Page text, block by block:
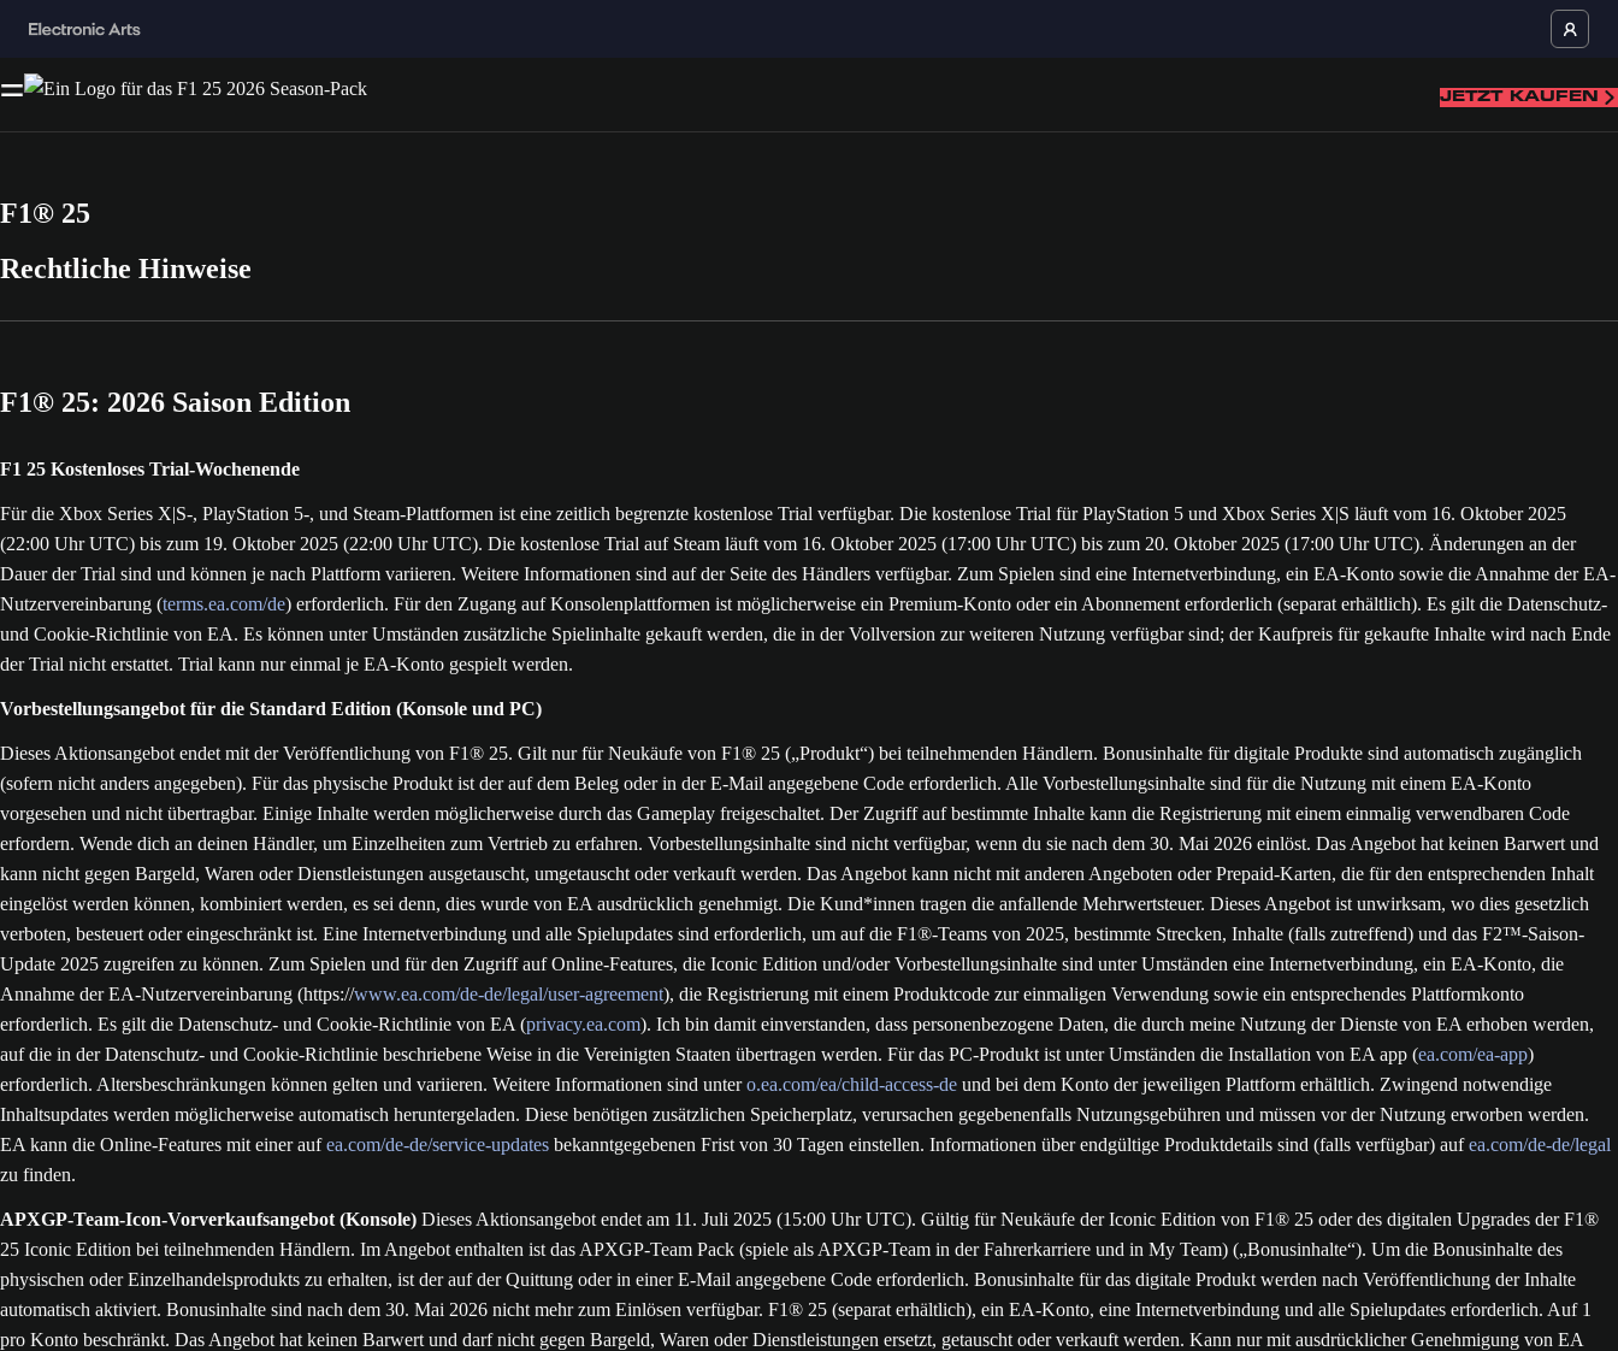
JETZT KAUFEN
F1® 25
Rechtliche Hinweise
F1® 25: 2026 Saison Edition
F1 25 Kostenloses Trial-Wochenende
Für die Xbox Series X|S-, PlayStation 5-, und Steam-Plattformen ist eine zeitlich begrenzte kostenlose Trial verfügbar. Die kostenlose Trial für PlayStation 5 und Xbox Series X|S läuft vom 16. Oktober 2025
(22:00 Uhr UTC) bis zum 19. Oktober 2025 (22:00 Uhr UTC). Die kostenlose Trial auf Steam läuft vom 16. Oktober 2025 (17:00 Uhr UTC) bis zum 20. Oktober 2025 (17:00 Uhr UTC). Änderungen an der
Dauer der Trial sind und können je nach Plattform variieren. Weitere Informationen sind auf der Seite des Händlers verfügbar. Zum Spielen sind eine Internetverbindung, ein EA-Konto sowie die Annahme der EA-
Nutzervereinbarung (terms.ea.com/de) erforderlich. Für den Zugang auf Konsolenplattformen ist möglicherweise ein Premium-Konto oder ein Abonnement erforderlich (separat erhältlich). Es gilt die Datenschutz-
und Cookie-Richtlinie von EA. Es können unter Umständen zusätzliche Spielinhalte gekauft werden, die in der Vollversion zur weiteren Nutzung verfügbar sind; der Kaufpreis für gekaufte Inhalte wird nach Ende
der Trial nicht erstattet. Trial kann nur einmal je EA-Konto gespielt werden.
Vorbestellungsangebot für die Standard Edition (Konsole und PC)
Dieses Aktionsangebot endet mit der Veröffentlichung von F1® 25. Gilt nur für Neukäufe von F1® 25 („Produkt“) bei teilnehmenden Händlern. Bonusinhalte für digitale Produkte sind automatisch zugänglich
(sofern nicht anders angegeben). Für das physische Produkt ist der auf dem Beleg oder in der E-Mail angegebene Code erforderlich. Alle Vorbestellungsinhalte sind für die Nutzung mit einem EA-Konto
vorgesehen und nicht übertragbar. Einige Inhalte werden möglicherweise durch das Gameplay freigeschaltet. Der Zugriff auf bestimmte Inhalte kann die Registrierung mit einem einmalig verwendbaren Code
erfordern. Wende dich an deinen Händler, um Einzelheiten zum Vertrieb zu erfahren. Vorbestellungsinhalte sind nicht verfügbar, wenn du sie nach dem 30. Mai 2026 einlöst. Das Angebot hat keinen Barwert und
kann nicht gegen Bargeld, Waren oder Dienstleistungen ausgetauscht, umgetauscht oder verkauft werden. Das Angebot kann nicht mit anderen Angeboten oder Prepaid-Karten, die für den entsprechenden Inhalt
eingelöst werden können, kombiniert werden, es sei denn, dies wurde von EA ausdrücklich genehmigt. Die Kund*innen tragen die anfallende Mehrwertsteuer. Dieses Angebot ist unwirksam, wo dies gesetzlich
verboten, besteuert oder eingeschränkt ist. Eine Internetverbindung und alle Spielupdates sind erforderlich, um auf die F1®-Teams von 2025, bestimmte Strecken, Inhalte (falls zutreffend) und das F2™-Saison-
Update 2025 zugreifen zu können. Zum Spielen und für den Zugriff auf Online-Features, die Iconic Edition und/oder Vorbestellungsinhalte sind unter Umständen eine Internetverbindung, ein EA-Konto, die
Annahme der EA-Nutzervereinbarung (https://www.ea.com/de-de/legal/user-agreement), die Registrierung mit einem Produktcode zur einmaligen Verwendung sowie ein entsprechendes Plattformkonto
erforderlich. Es gilt die Datenschutz- und Cookie-Richtlinie von EA (privacy.ea.com). Ich bin damit einverstanden, dass personenbezogene Daten, die durch meine Nutzung der Dienste von EA erhoben werden,
auf die in der Datenschutz- und Cookie-Richtlinie beschriebene Weise in die Vereinigten Staaten übertragen werden. Für das PC-Produkt ist unter Umständen die Installation von EA app (ea.com/ea-app)
erforderlich. Altersbeschränkungen können gelten und variieren. Weitere Informationen sind untero.ea.com/ea/child-access-de und bei dem Konto der jeweiligen Plattform erhältlich. Zwingend notwendige
Inhaltsupdates werden möglicherweise automatisch heruntergeladen. Diese benötigen zusätzlichen Speicherplatz, verursachen gegebenenfalls Nutzungsgebühren und müssen vor der Nutzung erworben werden.
EA kann die Online-Features mit einer aufea.com/de-de/service-updates bekanntgegebenen Frist von 30 Tagen einstellen. Informationen über endgültige Produktdetails sind (falls verfügbar) aufea.com/de-de/legal
zu finden.
APXGP-Team-Icon-Vorverkaufsangebot (Konsole) Dieses Aktionsangebot endet am 11. Juli 2025 (15:00 Uhr UTC). Gültig für Neukäufe der Iconic Edition von F1® 25 oder des digitalen Upgrades der F1®
25 Iconic Edition bei teilnehmenden Händlern. Im Angebot enthalten ist das APXGP-Team Pack (spiele als APXGP-Team in der Fahrerkarriere und in My Team) („Bonusinhalte“). Um die Bonusinhalte des
physischen oder Einzelhandelsprodukts zu erhalten, ist der auf der Quittung oder in einer E-Mail angegebene Code erforderlich. Bonusinhalte für das digitale Produkt werden nach Veröffentlichung der Inhalte
automatisch aktiviert. Bonusinhalte sind nach dem 30. Mai 2026 nicht mehr zum Einlösen verfügbar. F1® 25 (separat erhältlich), ein EA-Konto, eine Internetverbindung und alle Spielupdates erforderlich. Auf 1
pro Konto beschränkt. Das Angebot hat keinen Barwert und darf nicht gegen Bargeld, Waren oder Dienstleistungen ersetzt, getauscht oder verkauft werden. Kann nur mit ausdrücklicher Genehmigung von EA